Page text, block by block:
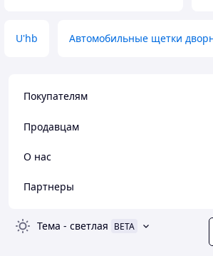
U'hb Автомобильные щетки
Покупателям
Продавцам
О нас
Партнеры
Тема - светлая BETA